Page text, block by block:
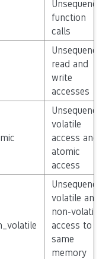
Unsequenced
function
calls
Unsequenced
read and
write
accesses
Unsequenced
volatile
access and
atomic
access
Unsequenced
volatile and
non-volatile
access to
same
memory